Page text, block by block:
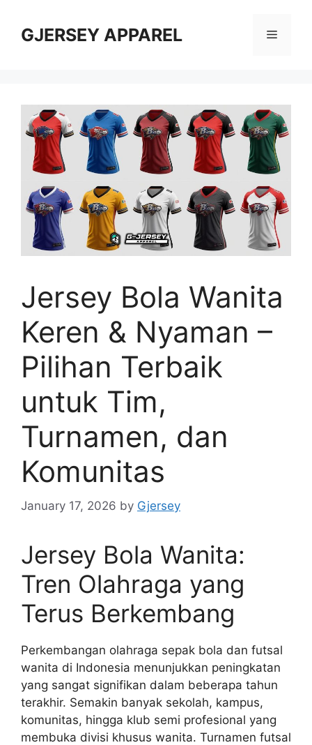
contentGJERSEY APPAREL Menu
Jersey Bola Wanita
Keren & Nyaman –
Pilihan Terbaik
untuk Tim,
Turnamen, dan
Komunitas
January 17, 2026 by Gjersey
Jersey Bola Wanita:
Tren Olahraga yang
Terus Berkembang
Perkembangan olahraga sepak bola dan futsal
wanita di Indonesia menunjukkan peningkatan
yang sangat signifikan dalam beberapa tahun
terakhir. Semakin banyak sekolah, kampus,
komunitas, hingga klub semi profesional yang
membuka divisi khusus wanita. Turnamen futsal